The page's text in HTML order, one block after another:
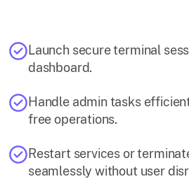
Launch secure terminal
dashboard.
Handle admin tasks
free operations.
Restart services or
seamlessly without user